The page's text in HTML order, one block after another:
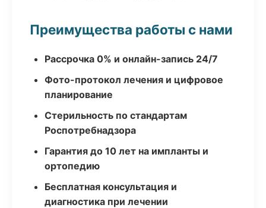
Преимущества работы с нами
Рассрочка 0% и онлайн-запись 24/7
Фото-протокол лечения и цифровое
планирование
Стерильность по стандартам
Роспотребнадзора
Гарантия до 10 лет на импланты и
ортопедию
Бесплатная консультация и
диагностика при лечении